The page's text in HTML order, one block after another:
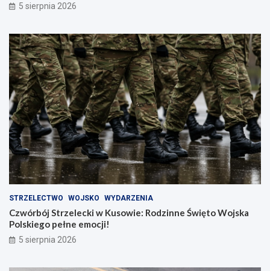
5 sierpnia 2026
STRZELECTWO WOJSKO WYDARZENIA
Czwórbój Strzelecki w Kusowie: Rodzinne Święto Wojska
Polskiego pełne emocji!
5 sierpnia 2026